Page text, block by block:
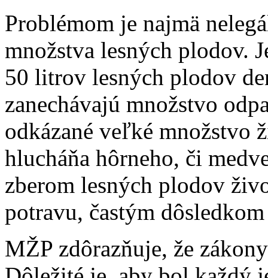
Problémom je najmä
množstva lesných plodov.
50 litrov lesných plodov
zanechávajú množstvo
odkázané veľké množstvo
hlucháňa hôrneho, či
zberom lesných plodov
potravu, častým
MŽP zdôrazňuje, že